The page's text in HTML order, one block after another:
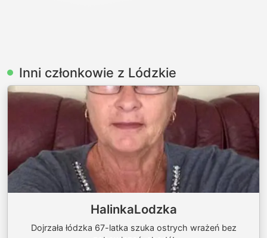
Inni członkowie z Lódzkie
HalinkaLodzka
Dojrzała łódzka 67-latka szuka ostrych wrażeń bez